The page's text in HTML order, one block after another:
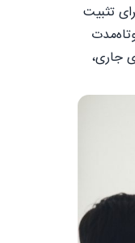
تثبیت
جاری،